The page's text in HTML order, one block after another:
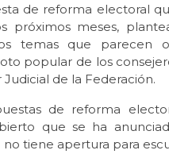
de reforma electoral
meses,
temas que parecen
popular de los
de la Federación.
de reforma
que se ha
tiene apertura para